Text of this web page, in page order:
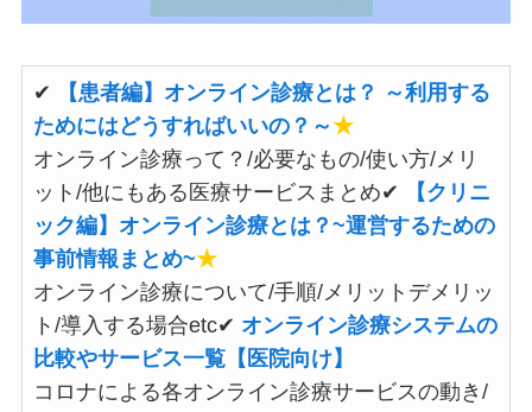
✔
【患者編】オンライン診療とは？ ～利用する
ためにはどうすればいいの？～★
オンライン診療って？/必要なもの/使い方/メリ
ット/他にもある医療サービスまとめ✔
【クリニ
ック編】オンライン診療とは？~運営するための
事前情報まとめ~★
オンライン診療について/手順/メリットデメリッ
ト/導入する場合etc✔ オンライン診療システムの
比較やサービス一覧【医院向け】
コロナによる各オンライン診療サービスの動き/